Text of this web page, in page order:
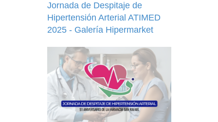
Jornada de Despitaje de
Hipertensión Arterial ATIMED
2025 - Galería Hipermarket